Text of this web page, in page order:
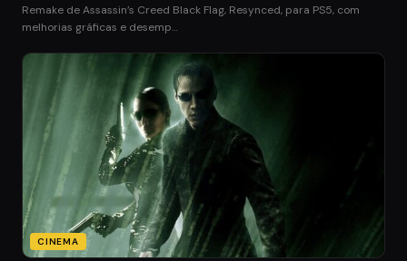
Remake de Assassin’s Creed Black Flag, Resynced, para PS5, com
melhorias gráficas e desemp…
CINEMA